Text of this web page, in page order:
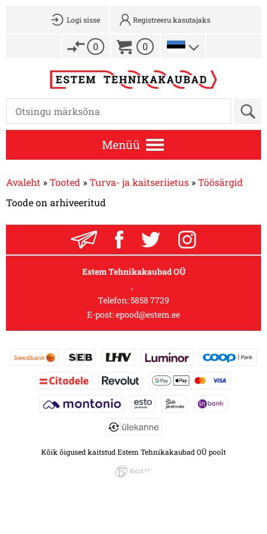
Logi sisse Registreeru kasutajaks
0 0
Menüü
Avaleht »Tooted »Turva- ja kaitseriietus »Töösärgid
Toode on arhiveeritud
Estem Tehnikakaubad OÜ
,
Telefon:5858 7729
E-post:epood@estem.ee
Kõik õigused kaitstud Estem Tehnikakaubad OÜ poolt